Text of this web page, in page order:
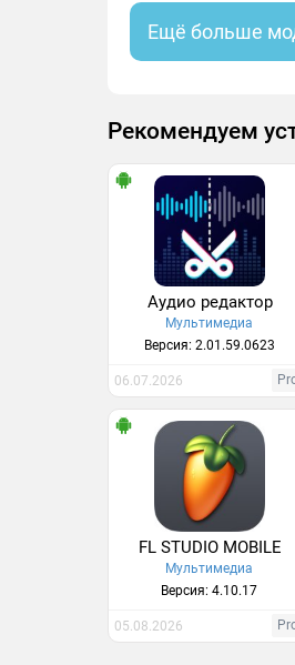
Ещё больше
Рекомендуем
Аудио редактор
Мультимедиа
Версия: 2.01.59.0623
06.07.2026
FL STUDIO MOBILE
Мультимедиа
Версия: 4.10.17
05.08.2026